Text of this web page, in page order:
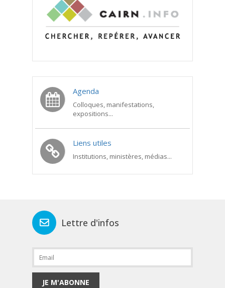
Agenda
Colloques, manifestations,
expositions...
Liens utiles
Institutions, ministères, médias...
Lettre d'infos
JE M'ABONNE